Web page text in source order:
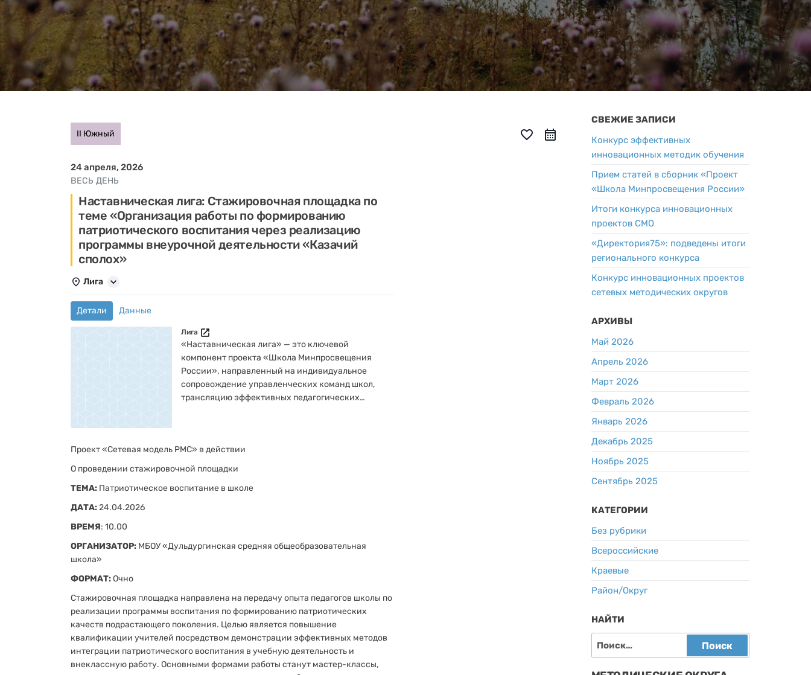
II Южный favorite_border
24 апреля, 2026
ВЕСЬ ДЕНЬ
Наставническая лига: Стажировочная площадка по
теме «Организация работы по формированию
патриотического воспитания через реализацию
программы внеурочной деятельности «Казачий
сполох»
Лига
Детали Данные
Лига
«Наставническая лига» — это ключевой
компонент проекта «Школа Минпросвещения
России», направленный на индивидуальное
сопровождение управленческих команд школ,
трансляцию эффективных педагогических
поддержки других образовательных организаций,
способствуя повышению качества общего
Проект «Сетевая модель РМС» в действии
О проведении стажировочной площадки
ТЕМА: Патриотическое воспитание в школе
ДАТА:24.04.2026
ВРЕМЯ: 10.00
ОРГАНИЗАТОР: МБОУ «Дульдургинская средняя общеобразовательная
школа»
ФОРМАТ:Очно
Стажировочная площадка направлена на передачу опыта педагогов школы по
реализации программы воспитания по формированию патриотических
качеств подрастающего поколения. Целью является повышение
квалификации учителей посредством демонстрации эффективных методов
интеграции патриотического воспитания в учебную деятельность и
внеклассную работу. Основными формами работы станут мастер-классы,
СВЕЖИЕ ЗАПИСИ
Конкурс эффективных
инновационных методик обучения
Прием статей в сборник «Проект
«Школа Минпросвещения России»
Итоги конкурса инновационных
проектов СМО
«Директория75»: подведены итоги
регионального конкурса
Конкурс инновационных проектов
сетевых методических округов
АРХИВЫ
Май 2026
Апрель 2026
Март 2026
Февраль 2026
Январь 2026
Декабрь 2025
Ноябрь 2025
Сентябрь 2025
КАТЕГОРИИ
Без рубрики
Всероссийские
Краевые
Район/Округ
НАЙТИ
Найти: